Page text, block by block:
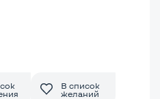
В список
желаний